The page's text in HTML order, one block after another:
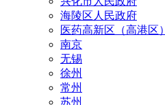
海陵区人民政府
医药高新区（高港区）
南京
无锡
徐州
常州
苏州